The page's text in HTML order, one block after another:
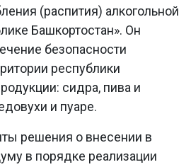
(распития) алкогольной
Башкортостан». Он
безопасности
республики
сидра, пива и
и пуаре.
решения о внесении в
в порядке реализации